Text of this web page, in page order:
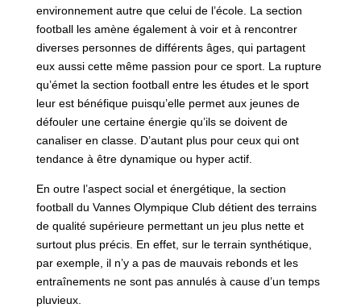
environnement autre que celui de l’école. La section
football les amène également à voir et à rencontrer
diverses personnes de différents âges, qui partagent
eux aussi cette même passion pour ce sport. La rupture
qu’émet la section football entre les études et le sport
leur est bénéfique puisqu’elle permet aux jeunes de
défouler une certaine énergie qu’ils se doivent de
canaliser en classe. D’autant plus pour ceux qui ont
tendance à être dynamique ou hyper actif.
En outre l’aspect social et énergétique, la section
football du Vannes Olympique Club détient des terrains
de qualité supérieure permettant un jeu plus nette et
surtout plus précis. En effet, sur le terrain synthétique,
par exemple, il n’y a pas de mauvais rebonds et les
entraînements ne sont pas annulés à cause d’un temps
pluvieux.